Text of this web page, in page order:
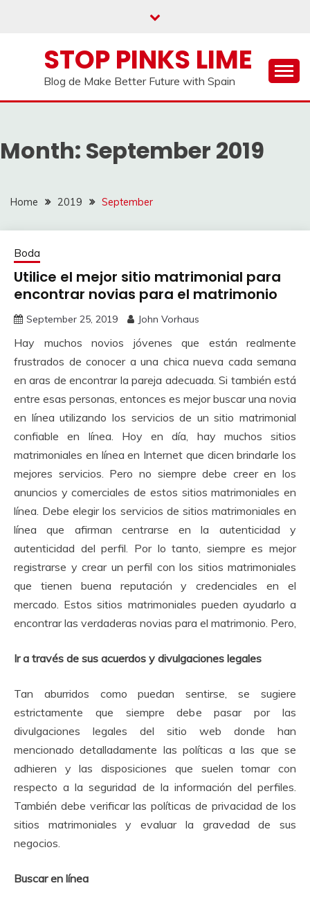
STOP PINKS LIME
Blog de Make Better Future with Spain
Month: September 2019
Home 2019 September
Boda
Utilice el mejor sitio matrimonial para
encontrar novias para el matrimonio
September 25, 2019 John Vorhaus
Hay muchos novios jóvenes que están realmente
frustrados de conocer a una chica nueva cada semana
en aras de encontrar la pareja adecuada.Si también está
entre esas personas, entonces es mejor buscar una novia
en línea utilizando los servicios de un sitio matrimonial
confiable en línea. Hoy en día, hay muchos sitios
matrimoniales en línea en Internet que dicen brindarle los
mejores servicios. Pero no siempre debe creer en los
anuncios y comerciales de estos sitios matrimoniales en
línea. Debe elegir los servicios de sitios matrimoniales en
línea que afirman centrarse en la autenticidad y
autenticidad del perfil. Por lo tanto, siempre es mejor
registrarse y crear un perfil con los sitios matrimoniales
que tienen buena reputación y credenciales en el
mercado. Estos sitios matrimoniales pueden ayudarlo a
encontrar las verdaderas novias para el matrimonio. Pero,
Ir a través de sus acuerdos y divulgaciones legales
Tan aburridos como puedan sentirse, se sugiere
estrictamente que siempre debe pasar por las
divulgaciones legales del sitio web donde han
mencionado detalladamente las políticas a las que se
adhieren y las disposiciones que suelen tomar con
respecto a la seguridad de la información del perfiles.
También debe verificar las políticas de privacidad de los
sitios matrimoniales y evaluar la gravedad de sus
negocios.
Buscar en línea